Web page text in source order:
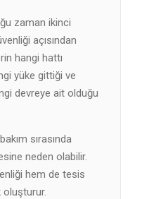
zaman ikinci
açısından
hangi hattı
yüke gittiği ve
devreye ait olduğu
sırasında
neden olabilir.
hem de tesis
oluşturur.